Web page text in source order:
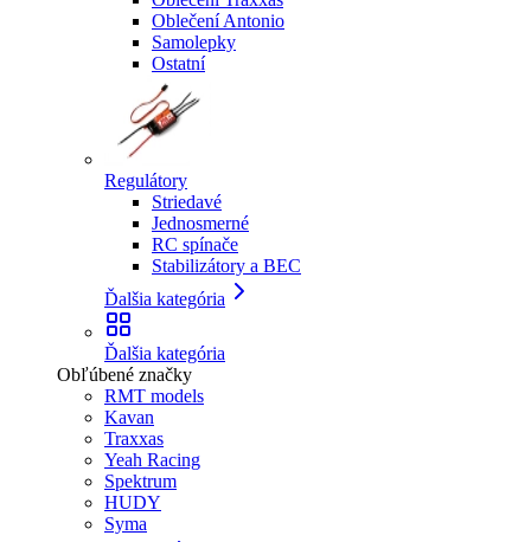
Oblečení Antonio
Samolepky
Ostatní
Regulátory
Striedavé
Jednosmerné
RC spínače
Stabilizátory a BEC
Ďalšia kategória
Ďalšia kategória
Obľúbené značky
RMT models
Kavan
Traxxas
Yeah Racing
Spektrum
HUDY
Syma